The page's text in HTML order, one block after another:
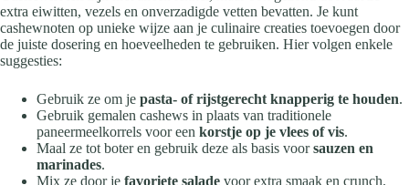
extra eiwitten, vezels en onverzadigde vetten bevatten. Je kunt
cashewnoten op unieke wijze aan je culinaire creaties toevoegen door
de juiste dosering en hoeveelheden te gebruiken. Hier volgen enkele
suggesties:
Gebruik ze om je pasta- of rijstgerecht knapperig te houden.
Gebruik gemalen cashews in plaats van traditionele
paneermeelkorrels voor een korstje op je vlees of vis.
Maal ze tot boter en gebruik deze als basis voorsauzen en
marinades.
Mix ze door je favoriete salade voor extra smaak en crunch.